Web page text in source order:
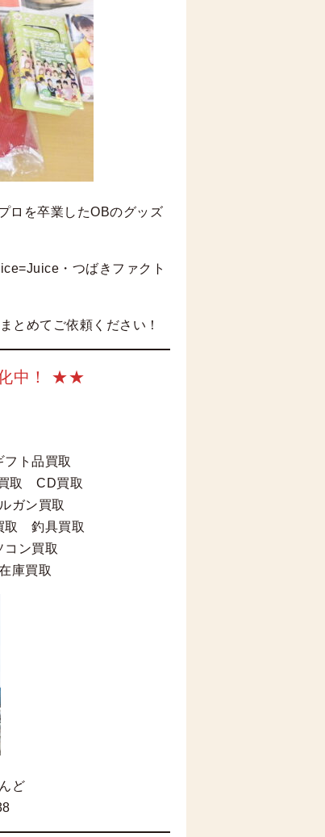
ロを卒業したOBのグッズ
・つばきファクト
とめてご依頼ください！
中！ ★★
ト品買取
取 CD買取
ガン買取
取 釣具買取
ン買取
庫買取
ど